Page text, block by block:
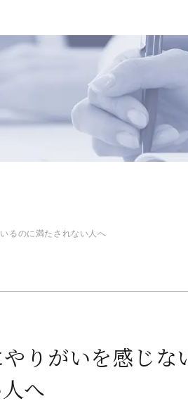
るのに満たされない人へ
りがいを感じな
へ